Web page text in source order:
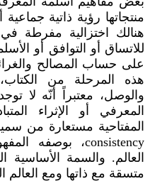
منتجاتها رؤية ذاتية
هنالك اختزالية مفرطة
للاتساق أو التوافق أو
على حساب المصالح
هذه المرحلة من
والوصل، معتبراً أنّه لا
المعرفي أو الإثراء
المفتاحية مستعارة من
consistency، بوصفه
العالم. والسمة
متسقة مع ذاتها ومع العالم